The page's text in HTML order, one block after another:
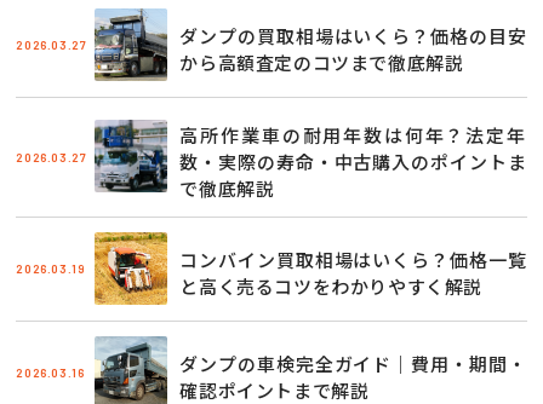
2026.03.27
ダンプの買取相場はいくら？価格の目安
から高額査定のコツまで徹底解説
2026.03.27
高所作業車の耐用年数は何年？法定年
数・実際の寿命・中古購入のポイントま
で徹底解説
2026.03.19
コンバイン買取相場はいくら？価格一覧
と高く売るコツをわかりやすく解説
2026.03.16
ダンプの車検完全ガイド｜費用・期間・
確認ポイントまで解説